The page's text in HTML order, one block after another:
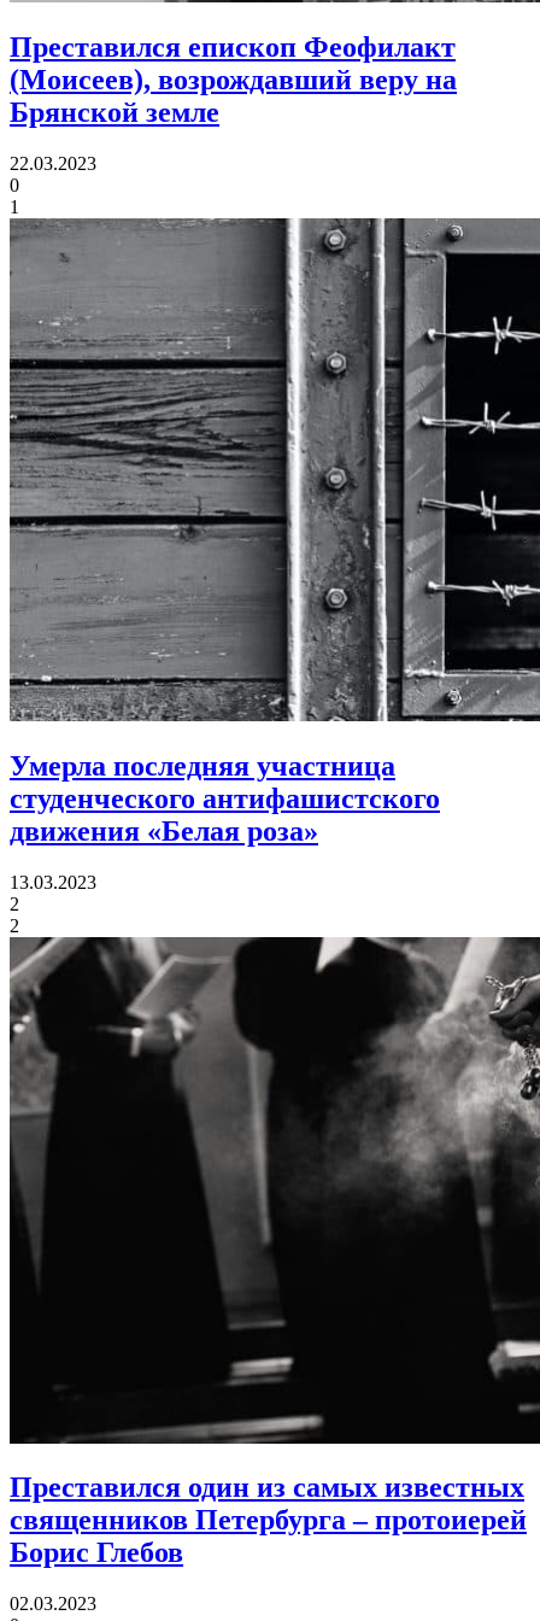
Преставился епископ Феофилакт
(Моисеев), возрождавший веру на
Брянской земле
22.03.2023
0
1
Умерла последняя участница
студенческого антифашистского
движения «Белая роза»
13.03.2023
2
2
Преставился один из самых известных
священников Петербурга– протоиерей
Борис Глебов
02.03.2023